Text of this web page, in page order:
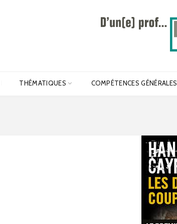
THÉMATIQUES COMPÉTENCES GÉNÉRALES